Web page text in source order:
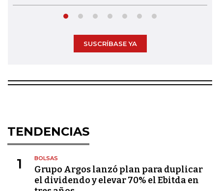
SUSCRÍBASE YA
TENDENCIAS
1 BOLSAS
Grupo Argos lanzó plan para duplicar
el dividendo y elevar 70% el Ebitda en